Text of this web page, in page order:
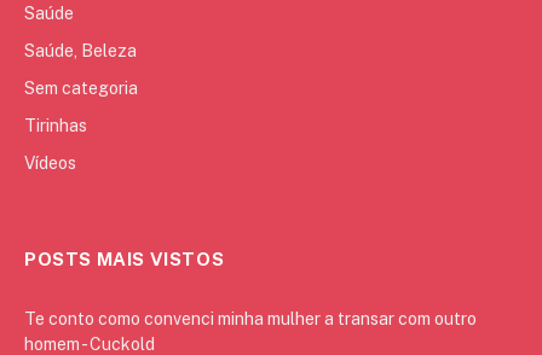
Saúde
Saúde, Beleza
Sem categoria
Tirinhas
Vídeos
POSTS MAIS VISTOS
Te conto como convenci minha mulher a transar com outro
homem - Cuckold